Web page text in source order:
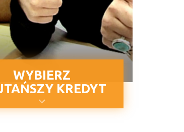
WYBIERZ
KREDYT